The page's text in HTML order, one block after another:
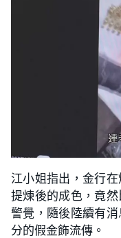
江小姐指出，金行
提煉後的成色，竟
警覺，隨後陸續有
分的假金飾流傳。